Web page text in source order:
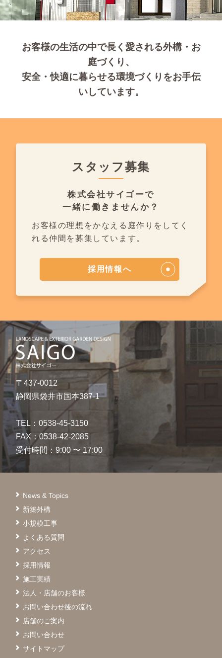
お客様の生活の中で長く愛される外構・お
庭づくり、
安全・快適に暮らせる環境づくりをお手伝
いしています。
スタッフ募集
株式会社サイゴーで
一緒に働きませんか？
お客様の理想をかなえる庭作りを してく
れる仲間を募集しています。
採用情報へ
〒437-0012
静岡県袋井市国本387-1
TEL：0538-45-3150
FAX：0538-42-2085
受付時間：9:00 〜 17:00
News & Topics
新築外構
小規模工事
よくある質問
アクセス
採用情報
施工実績
法人・店舗のお客様
お問い合わせ後の流れ
店舗のご案内
お問い合わせ
サイトマップ